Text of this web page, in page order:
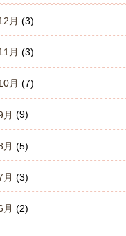
月 (3)
月 (3)
月 (7)
月 (9)
月 (5)
月 (3)
月 (2)